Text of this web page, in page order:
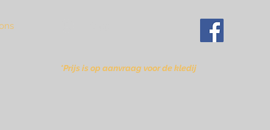
*Prijs is op aanvraag voor de kledij